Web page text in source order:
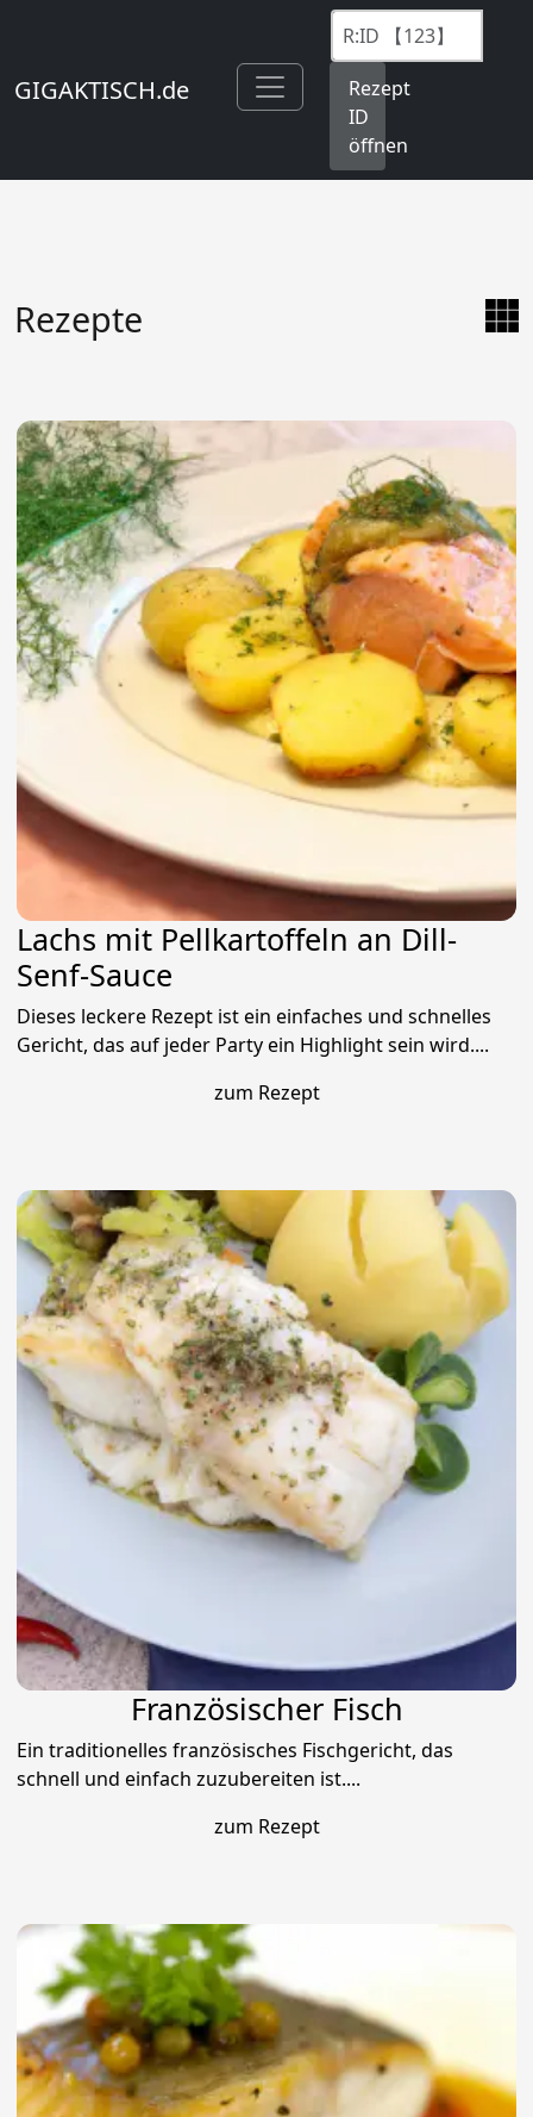
GIGAKTISCH.de
Rezept
ID
öffnen
Rezepte
Lachs mit Pellkartoffeln an Dill-
Senf-Sauce
Dieses leckere Rezept ist ein einfaches und schnelles
Gericht, das auf jeder Party ein Highlight sein wird....
zum Rezept
Französischer Fisch
Ein traditionelles französisches Fischgericht, das
schnell und einfach zuzubereiten ist....
zum Rezept